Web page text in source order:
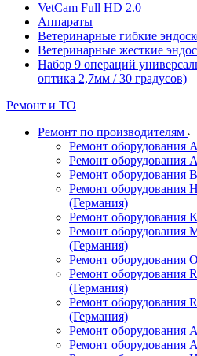
VetCam Full HD 2.0
Аппараты
Ветеринарные гибкие
Ветеринарные жесткие
Набор 9 операций
оптика 2,7мм / 30 градусов)
Ремонт и ТО
Ремонт по производителям
Ремонт
Ремонт оборудования
Ремонт оборудования
Ремонт оборудования
(Германия)
Ремонт оборудования
Ремонт оборудования
(Германия)
Ремонт оборудования
Ремонт оборудования
(Германия)
Ремонт оборудования
(Германия)
Ремонт оборудования
Ремонт